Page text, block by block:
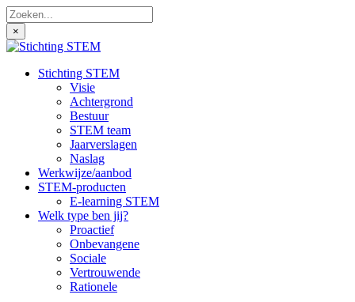
×
Stichting STEM
Visie
Achtergrond
Bestuur
STEM team
Jaarverslagen
Naslag
Werkwijze/aanbod
STEM-producten
E-learning STEM
Welk type ben jij?
Proactief
Onbevangene
Sociale
Vertrouwende
Rationele